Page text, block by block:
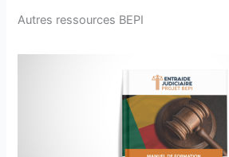
Autres ressources BEPI